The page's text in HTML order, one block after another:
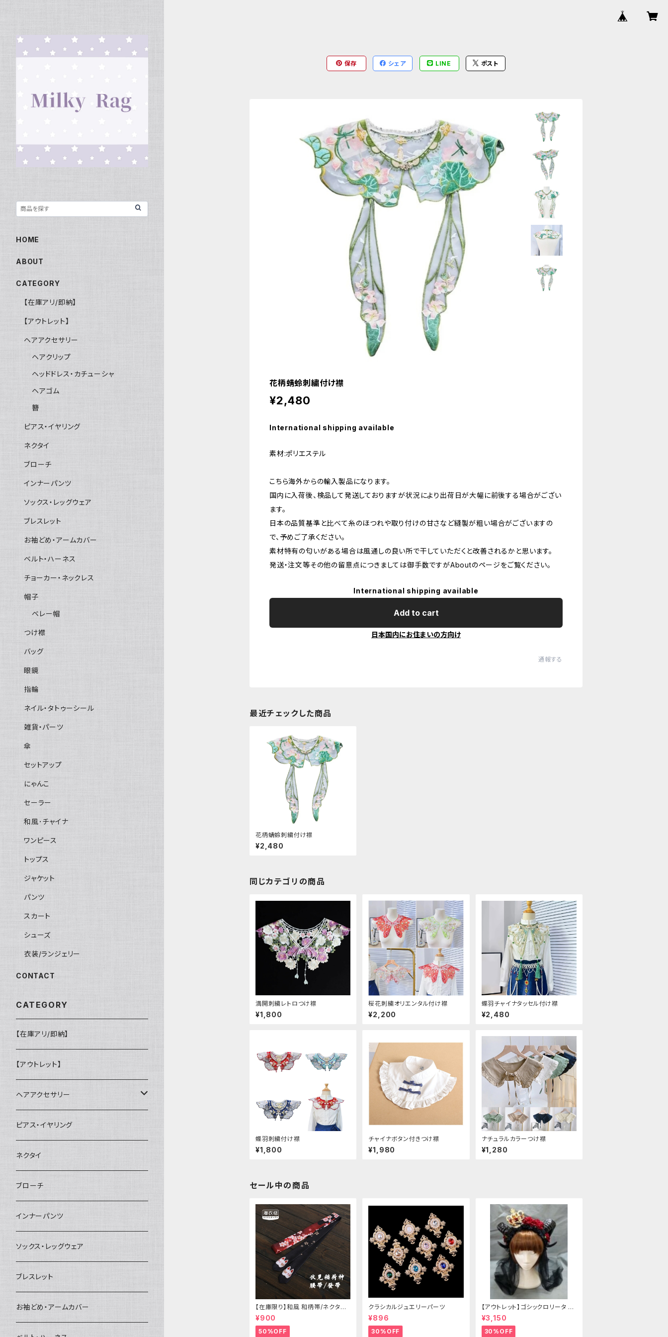
保存 シェア LINE ポスト
花柄蜻蛉刺繍付け襟
¥2,480
International shipping available
素材:ポリエステル
こちら海外からの輸入製品になります。
国内に入荷後、検品して発送しておりますが状況により出荷日が大幅に前後する場合がござい
ます。
日本の品質基準と比べて糸のほつれや取り付けの甘さなど縫製が粗い場合がございますの
で、予めご了承ください。
素材特有の匂いがある場合は風通しの良い所で干していただくと改善されるかと思います。
発送・注文等その他の留意点につきましては御手数ですがAboutのページをご覧ください。
International shipping available
Add to cart
日本国内にお住まいの方向け
通報する
最近チェックした商品
花柄蜻蛉刺繍付け襟
¥2,480
同じカテゴリの商品
満開刺繍レトロつけ襟
¥1,800
桜花刺繍オリエンタル付け襟
¥2,200
蝶羽チャイナタッセル付け襟
¥2,480
蝶羽刺繍付け襟
¥1,800
チャイナボタン付きつけ襟
¥1,980
ナチュラルカラーつけ襟
¥1,280
セール中の商品
【在庫限り】和風 和柄帯/ネクタイ/
リボン（狐面/金魚
¥900
50%OFF
クラシカルジュエリーパーツ
¥896
30%OFF
【アウトレット】ゴシックロリータ ゴ
ールドクラウン＆ホーン(ヴェール
付き)
¥3,150
30%OFF
HOME
ABOUT
CATEGORY
【在庫アリ/即納】
【アウトレット】
ヘアアクセサリー
ヘアクリップ
ヘッドドレス・カチューシャ
ヘアゴム
簪
ピアス・イヤリング
ネクタイ
ブローチ
インナーパンツ
ソックス・レッグウェア
ブレスレット
お袖どめ・アームカバー
ベルト・ハーネス
チョーカー・ネックレス
帽子
ベレー帽
つけ襟
バッグ
眼鏡
指輪
ネイル・タトゥーシール
雑貨・パーツ
傘
セットアップ
にゃんこ
セーラー
和風･チャイナ
ワンピース
トップス
ジャケット
パンツ
スカート
シューズ
衣装/ランジェリー
CONTACT
CATEGORY
【在庫アリ/即納】
【アウトレット】
ヘアアクセサリー
ヘアクリップ
ヘッドドレス・カチューシャ
ヘアゴム
簪
ピアス・イヤリング
ネクタイ
ブローチ
インナーパンツ
ソックス・レッグウェア
ブレスレット
お袖どめ・アームカバー